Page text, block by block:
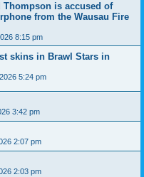
Thompson is accused of
from the Wausau Fire
8:15 pm
skins in Brawl Stars in
5:24 pm
3:42 pm
2:07 pm
2:03 pm